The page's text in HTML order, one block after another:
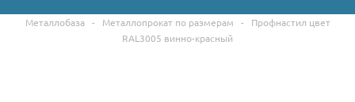
Металлобаза - Металлопрокат по размерам -
Профнастил цвет
RAL3005 винно-красный